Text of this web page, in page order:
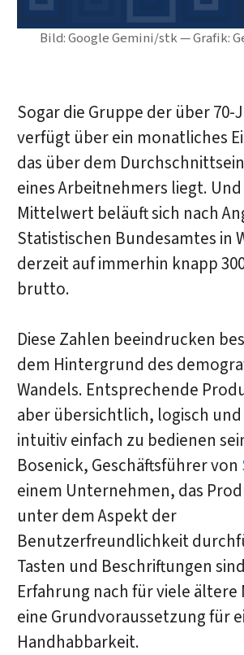
Bild: Google Gemini/stk — Grafik:
Sogar die Gruppe der über 70-
verfügt über ein monatliches
das über dem
eines Arbeitnehmers liegt.
Mittelwert beläuft sich nach
Statistischen Bundesamtes in
derzeit auf immerhin knapp
brutto.
Diese Zahlen beeindrucken
dem Hintergrund des
Wandels. Entsprechende
aber übersichtlich, logisch
intuitiv einfach zu bedienen
Bosenick, Geschäftsführer von
einem Unternehmen, das
unter dem Aspekt der
Benutzerfreundlichkeit
Tasten und Beschriftungen
Erfahrung nach für viele ältere
eine Grundvoraussetzung für
Handhabbarkeit.